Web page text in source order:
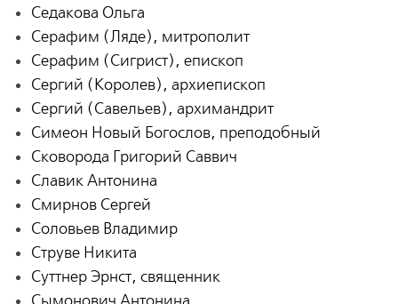
Седакова Ольга
Серафим (Ляде), митрополит
Серафим (Сигрист), епископ
Сергий (Королев), архиепископ
Сергий (Савельев), архимандрит
Симеон Новый Богослов, преподобный
Сковорода Григорий Саввич
Славик Антонина
Смирнов Сергей
Соловьев Владимир
Струве Никита
Суттнер Эрнст, священник